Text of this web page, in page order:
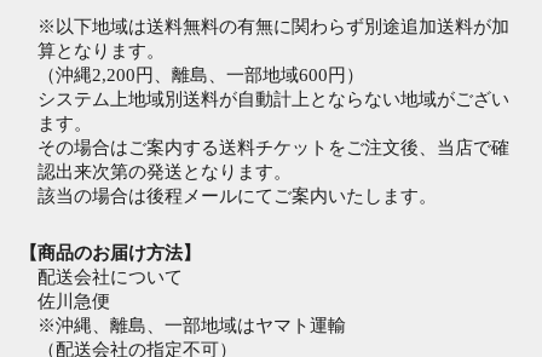
※以下地域は送料無料の有無に関わらず別途追加送料が加
算となります。
（沖縄2,200円、離島、一部地域600円）
システム上地域別送料が自動計上とならない地域がござい
ます。
その場合はご案内する送料チケットをご注文後、当店で確
認出来次第の発送となります。
該当の場合は後程メールにてご案内いたします。
【商品のお届け方法】
配送会社について
佐川急便
※沖縄、離島、一部地域はヤマト運輸
（配送会社の指定不可）